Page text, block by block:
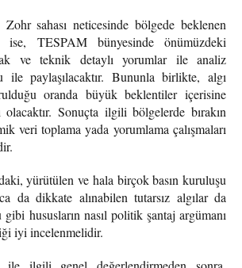
Zohr sahası neticesinde bölgede beklenen
ise, TESPAM bünyesinde önümüzdeki
ve teknik detaylı yorumlar ile analiz
paylaşılacaktır. Bununla birlikte, algı
oranda büyük beklentiler içerisine
olacaktır. Sonuçta ilgili bölgelerde bırakın
veri toplama yada yorumlama çalışmaları
yürütülen ve hala birçok basın kuruluşu
da dikkate alınabilen tutarsız algılar da
gibi hususların nasıl politik şantaj argümanı
iyi incelenmelidir.